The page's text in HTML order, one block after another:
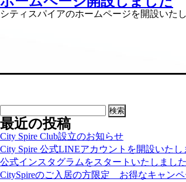
日:
シティスパイアのホームページを開設いた
索:
最近の投稿
City Spire Club設立のお知らせ
City Spire 公式LINEアカウントを開設いたし
公式インスタグラムをスタートいたしました
CitySpireのご入居の方限定 お得なキャンペ